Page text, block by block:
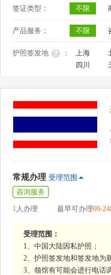
签证类型： 不限
产品服务： 不限
护照签发地 ： 上海
四川
常规办理 受理范围
咨询服务
1人办理 最早可办理09-24
受理范围：
1、中国大陆因私护照；
2、护照签发地和签发地为
3、领馆有可能会进行电话